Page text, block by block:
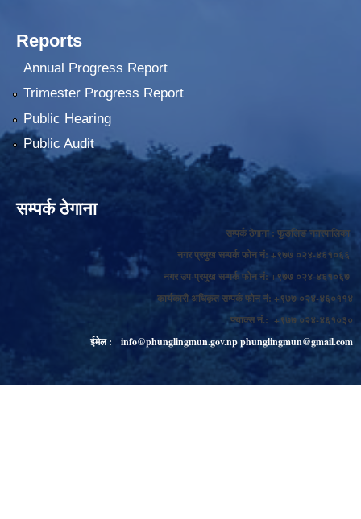
Reports
Annual Progress Report
Trimester Progress Report
Public Hearing
Public Audit
सम्पर्क ठेगाना
सम्पर्क ठेगाना : फुङलिङ नगरपालिका
नगर प्रमुख सम्पर्क फोन नं: +९७७ ०२४-४६१०६६
नगर उप-प्रमुख सम्पर्क फोन नं: +९७७ ०२४-४६१०६७
कार्यकारी अधिकृत सम्पर्क फोन नं: +९७७ ०२४-४६०११४
फ्याक्स नं.: +९७७ ०२४-४६१०३०
ईमेल :
info@phunglingmun.gov.npphunglingmun@gmail.com